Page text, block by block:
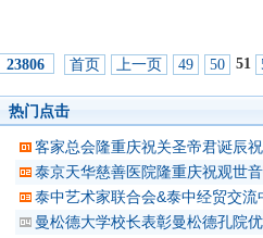
23806 首页 上一页 49 50 51
热门点击
客家总会隆重庆祝关圣帝君诞辰
泰京天华慈善医院隆重庆祝观世
泰中艺术家联合会&泰中经贸交流
曼松德大学校长表彰曼松德孔院优